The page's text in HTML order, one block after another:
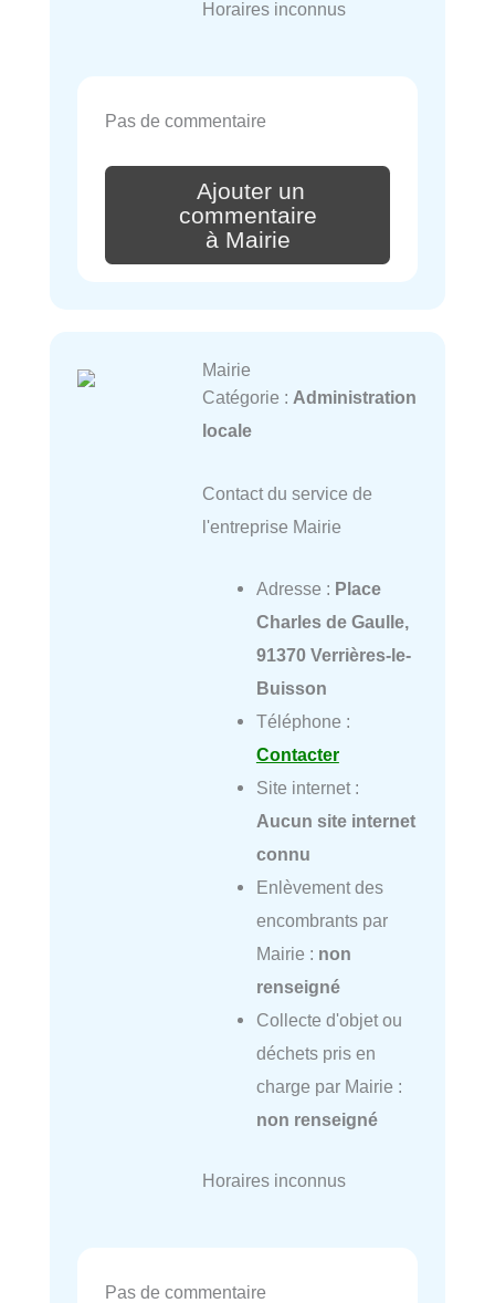
Horaires inconnus
Pas de commentaire
Ajouter un
commentaire
à Mairie
Mairie
Catégorie : Administration
locale
Contact du service de
l'entreprise Mairie
Adresse : Place
Charles de Gaulle,
91370 Verrières-le-
Buisson
Téléphone :
Contacter
Site internet :
Aucun site internet
connu
Enlèvement des
encombrants par
Mairie : non
renseigné
Collecte d'objet ou
déchets pris en
charge par Mairie :
non renseigné
Horaires inconnus
Pas de commentaire